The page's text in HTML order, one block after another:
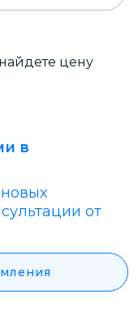
цену
в
от